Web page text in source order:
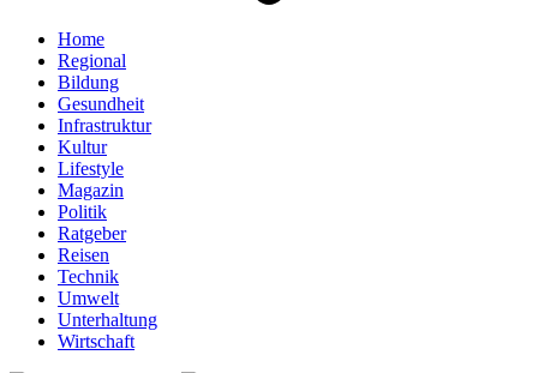
Home
Regional
Bildung
Gesundheit
Infrastruktur
Kultur
Lifestyle
Magazin
Politik
Ratgeber
Reisen
Technik
Umwelt
Unterhaltung
Wirtschaft